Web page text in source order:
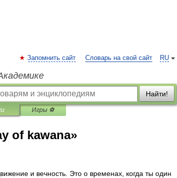
RU
Запомнить сайт Словарь на свой сайт
Найти!
Игры ⚽
of kawana»
и вечность. Это о временах, когда ты один